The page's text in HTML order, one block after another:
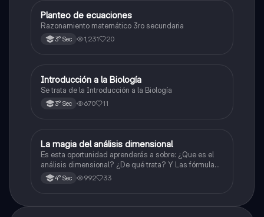
Matemáticas
Planteo de ecuaciones
Razonamiento matemático 3ro secundaria
3° Sec 1,231 20
Biología
Introducción a la Biología
Se trata de la Introducción a la Biología
3° Sec 670 11
Física
La magia del análisis dimensional
Es esta oportunidad aprenderás a sobre: ¿Que es el
análisis dimensional? ¿De qué trata? Y Las fórmulas
de las magnitudes fundamentales y derivadas.
4° Sec 992 33